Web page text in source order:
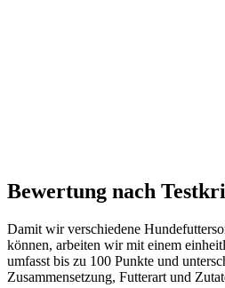
Bewertung nach
Damit wir verschiedene
können, arbeiten wir mit einem
umfasst bis zu 100 Punkte und
Zusammensetzung, Futterart und